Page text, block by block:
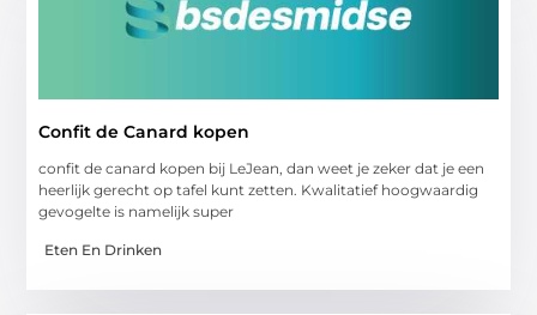
Confit de Canard kopen
confit de canard kopen bij LeJean, dan weet je zeker dat je een
heerlijk gerecht op tafel kunt zetten. Kwalitatief hoogwaardig
gevogelte is namelijk super
Eten En Drinken